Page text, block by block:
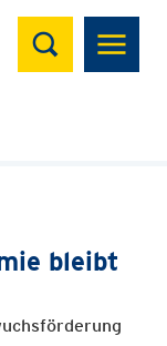
Suchen
bleibt